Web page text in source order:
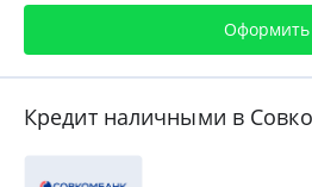
Оформить
Кредит наличными в